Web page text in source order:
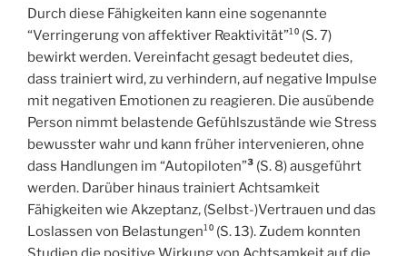
Durch diese Fähigkeiten kann eine sogenannte
“Verringerung von affektiver Reaktivität”¹⁰ (S. 7)
bewirkt werden. Vereinfacht gesagt bedeutet dies,
dass trainiert wird, zu verhindern, auf negative Impulse
mit negativen Emotionen zu reagieren. Die ausübende
Person nimmt belastende Gefühlszustände wie Stress
bewusster wahr und kann früher intervenieren, ohne
dass Handlungen im “Autopiloten”³ (S. 8) ausgeführt
werden. Darüber hinaus trainiert Achtsamkeit
Fähigkeiten wie Akzeptanz, (Selbst-)Vertrauen und das
Loslassen von Belastungen¹⁰ (S. 13). Zudem konnten